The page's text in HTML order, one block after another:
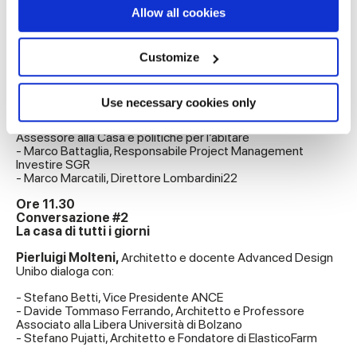
If you allow, we would also like to:
Collect information about your geographical
location which can be accurate to within several
Identify your device by actively scanning it for
specific characteristics (fingerprinting)
Find out more about how your personal data is processed
and set your preferences in thedetails section.
We use cookies to personalise content and ads, to
provide social media features and to analyse our traffic.
our social media, advertising and analytics partners who
may combine it with other information that you’ve
provided to them or that they’ve collected from your use
of their services.
Allow all cookies
Customize
Use necessary cookies only
Conversazione #1
Economia domestica: quando lo spazio casalingo
Pierluigi Molteni,Architetto e docente Advanced Design
Unibo dialoga con:
- Emily Marion Clancy, Vicesindaca del Comune di Bologna e
Assessore alla Casa e politiche per l’abitare
- Marco Battaglia, Responsabile Project Management
Investire SGR
- Marco Marcatili, Direttore Lombardini22
Ore 11.30
Conversazione #2
La casa di tutti i giorni
Pierluigi Molteni,Architetto e docente Advanced Design
Unibo dialoga con:
- Stefano Betti, Vice Presidente ANCE
- Davide Tommaso Ferrando, Architetto e Professore
Associato alla Libera Università di Bolzano
- Stefano Pujatti, Architetto e Fondatore di ElasticoFarm